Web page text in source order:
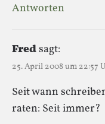
Antworten
Fredsagt:
25. April 2008 um 22:57
Seit wann
raten: Seit immer?